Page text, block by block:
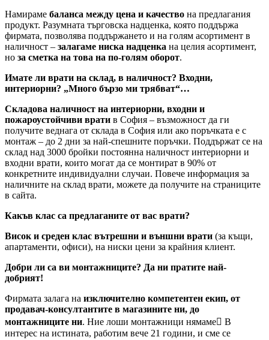
Намираме баланса между цена и качество на предлагания
продукт. Разумната търговска надценка, която поддържа
фирмата, позволява поддържането и на голям асортимент в
наличност – залагаме ниска надценка на целия асортимент,
но за сметка на това на по-голям оборот.
Имате ли врати на склад, в наличност? Входни,
интериорни? „Много бързо ми трябват“…
Складова наличност на интериорни, входни и
пожароустойчиви врати в София – възможност да ги
получите веднага от склада в София или ако поръчката е с
монтаж – до 2 дни за най-спешните поръчки. Поддържат се на
склад над 3000 бройки постоянна наличност интериорни и
входни врати, които могат да се монтират в 90% от
конкретните индивидуални случаи. Повече информация за
наличните на склад врати, можете да получите на страниците
в сайта.
Какъв клас са предлаганите от вас врати?
Висок и среден клас вътрешни и външни врати (за къщи,
апартаменти, офиси), на ниски цени за крайния клиент.
Добри ли са ви монтажниците? Да ни пратите най-
добрият!
Фирмата залага на изключително компетентен екип, от
продавач-консултантите в магазините ни, до
монтажниците ни. Ние лоши монтажници нямаме В
интерес на истината, работим вече 21 години, и сме се